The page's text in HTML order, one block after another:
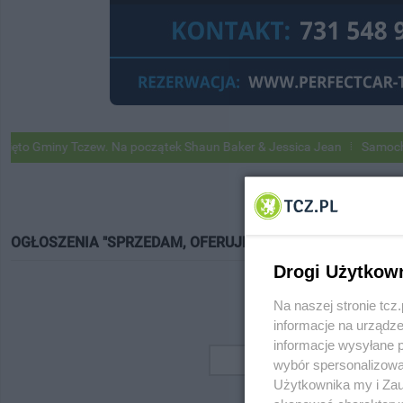
Gminy Tczew. Na początek Shaun Baker & Jessica Jean
OGŁOSZENIA "SPRZEDAM, OFERUJĘ"
Drogi
Na naszej stronie
informacje na
informacje wysyłane
wybór
Użytkownika my i